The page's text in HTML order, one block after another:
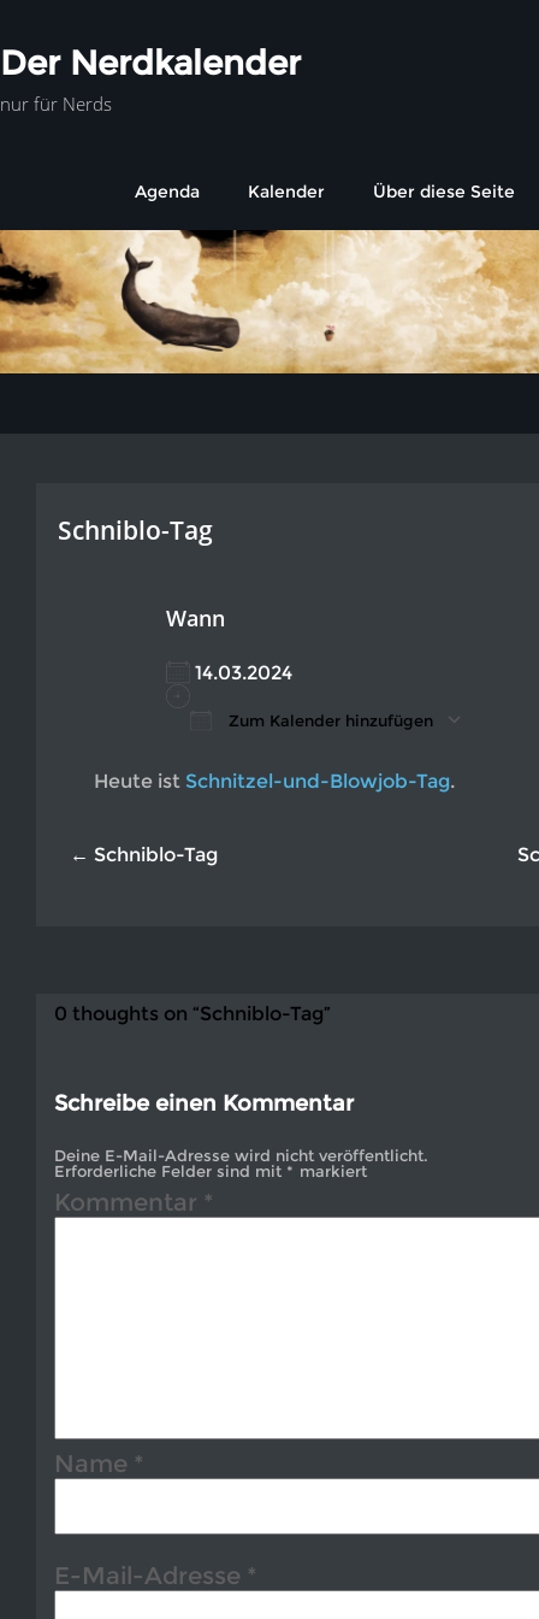
Der Nerdkalender
nur für Nerds
Agenda Kalender Über diese Seite
Schniblo-Tag
Wann
14.03.2024
Zum Kalender hinzufügen
Heute ist Schnitzel-und-Blowjob-Tag.
← Schniblo-Tag
0 thoughts on “Schniblo-Tag”
Schreibe einen Kommentar
Deine E-Mail-Adresse wird nicht veröffentlicht.
Erforderliche Felder sind mit * markiert
Kommentar *
Name *
E-Mail-Adresse *